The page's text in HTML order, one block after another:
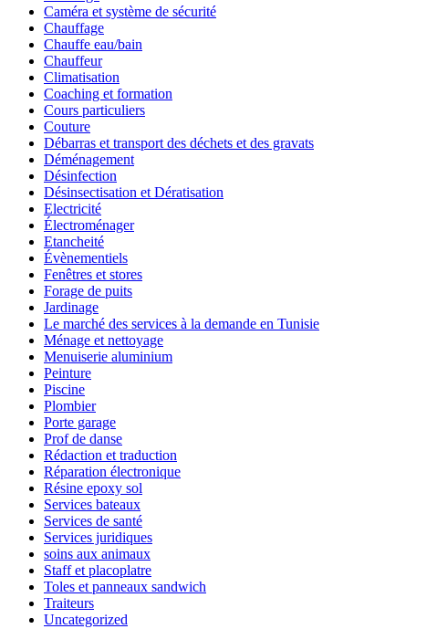
Caméra et système de sécurité
Chauffage
Chauffe eau/bain
Chauffeur
Climatisation
Coaching et formation
Cours particuliers
Couture
Débarras et transport des déchets et des gravats
Déménagement
Désinfection
Désinsectisation et Dératisation
Electricité
Électroménager
Etancheité
Évènementiels
Fenêtres et stores
Forage de puits
Jardinage
Le marché des services à la demande en Tunisie
Ménage et nettoyage
Menuiserie aluminium
Peinture
Piscine
Plombier
Porte garage
Prof de danse
Rédaction et traduction
Réparation électronique
Résine epoxy sol
Services bateaux
Services de santé
Services juridiques
soins aux animaux
Staff et placoplatre
Toles et panneaux sandwich
Traiteurs
Uncategorized